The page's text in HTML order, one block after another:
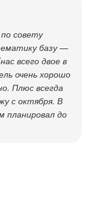
совету
базу —
всего двое в
очень хорошо
Плюс всегда
с октября. В
планировал до